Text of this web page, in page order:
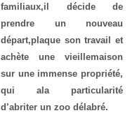
familiaux,il décide de
prendre un nouveau
départ,plaque son travail et
achète une vieillemaison
sur une immense propriété,
qui ala particularité
d’abriter un zoo délabré.